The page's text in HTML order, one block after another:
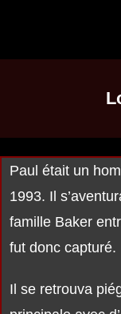
Paul était un
1993. Il
famille Baker
fut donc capturé.
Il se retrouva